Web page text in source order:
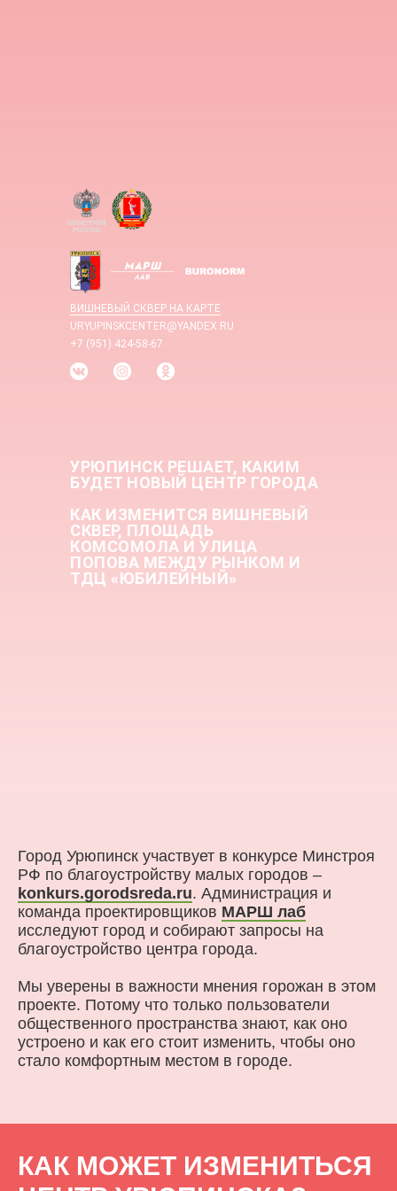
УРЮПИНСК РЕШАЕТ, КАКИМ
БУДЕТ НОВЫЙ ЦЕНТР ГОРОДА
КАК ИЗМЕНИТСЯ ВИШНЕВЫЙ
СКВЕР, ПЛОЩАДЬ
КОМСОМОЛА И УЛИЦА
ПОПОВА МЕЖДУ РЫНКОМ И
ТДЦ «ЮБИЛЕЙНЫЙ»
ВИШНЕВЫЙ СКВЕР НА КАРТЕ
URYUPINSKCENTER@YANDEX.RU
+7 (951) 424-58-67
Город Урюпинск участвует в конкурсе Минстроя
РФ по благоустройству малых городов –
konkurs.gorodsreda.ru. Администрация и
команда проектировщиков МАРШ лаб
исследуют город и собирают запросы на
благоустройство центра города.
Мы уверены в важности мнения горожан в этом
проекте. Потому что только пользователи
общественного пространства знают, как оно
устроено и как его стоит изменить, чтобы оно
стало комфортным местом в городе.
КАК МОЖЕТ ИЗМЕНИТЬСЯ